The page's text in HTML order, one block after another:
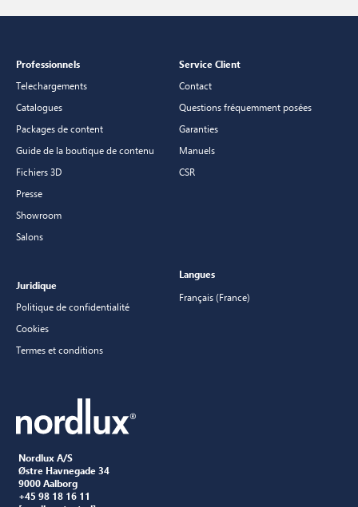
Nordlux A/S
Østre Havnegade 34
9000 Aalborg
+45 98 18 16 11
Professionnels
Telechargements
Catalogues
Packages de content
Guide de la boutique de contenu
Fichiers 3D
Presse
Showroom
Salons
Service Client
Contact
Questions fréquemment posées
Garanties
Manuels
CSR
Juridique
Politique de confidentialité
Cookies
Termes et conditions
Langues
Français (France)